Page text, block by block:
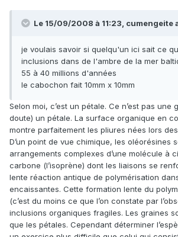
Le 15/09/2008 à 11:23, cumengeite
je voulais savoir si quelqu'un ici sait ce
inclusions dans de l'ambre de la mer
55 à 40 millions d'années
le cabochon fait 10mm x 10mm
Selon moi, c’est un pétale. Ce n’est pas une
doute) un pétale. La surface organique en
montre parfaitement les pliures nées lors
D’un point de vue chimique, les oléorésines
arrangements complexes d’une molécule à
carbone (l’isoprène) dont les liaisons se
lente réaction antique de polymérisation
encaissantes. Cette formation lente du
(c’est du moins ce que l’on constate par
inclusions organiques fragiles. Les graines
que les pétales. Cependant déterminer